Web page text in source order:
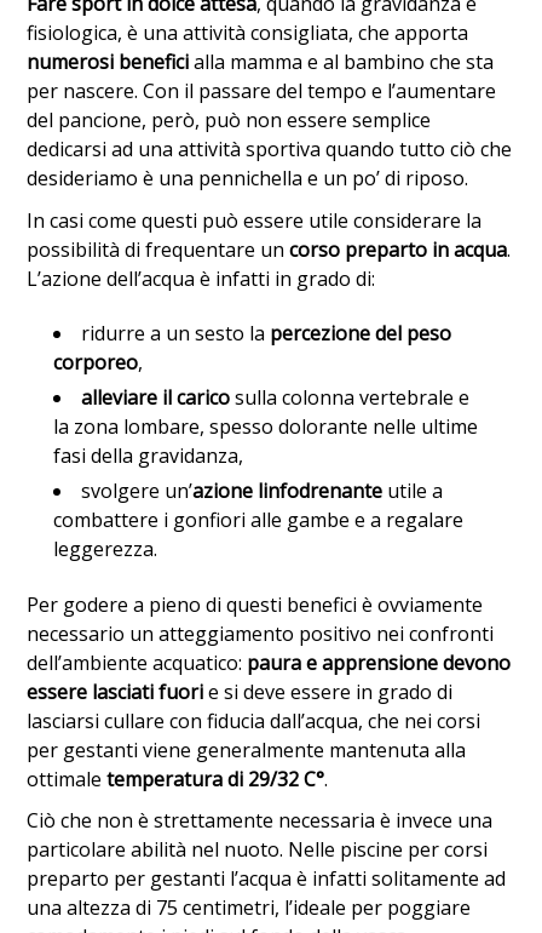
fisiologica, è una attività consigliata, che apporta
numerosi beneficialla mamma e al bambino che sta
per nascere. Con il passare del tempo e l’aumentare
del pancione, però, può non essere semplice
dedicarsi ad una attività sportiva quando tutto ciò che
desideriamo è una pennichella e un po’ di riposo.
In casi come questi può essere utile considerare la
possibilità di frequentare uncorso preparto in acqua.
L’azione dell’acqua è infatti in grado di:
ridurre a un sesto la percezione del peso
corporeo,
alleviare il caricosulla colonna vertebrale e
la zona lombare, spesso dolorante nelle ultime
fasi della gravidanza,
svolgere un’azione linfodrenanteutile a
combattere i gonfiori alle gambe e a regalare
leggerezza.
Per godere a pieno di questi benefici è ovviamente
necessario un atteggiamento positivo nei confronti
dell’ambiente acquatico: paura e apprensione devono
essere lasciati fuorie si deve essere in grado di
lasciarsi cullare con fiducia dall’acqua, che nei corsi
per gestanti viene generalmente mantenuta alla
ottimaletemperatura di 29/32 C°.
Ciò che non è strettamente necessaria è invece una
particolare abilità nel nuoto. Nelle piscine per corsi
preparto per gestanti l’acqua è infatti solitamente ad
una altezza di 75 centimetri, l’ideale per poggiare